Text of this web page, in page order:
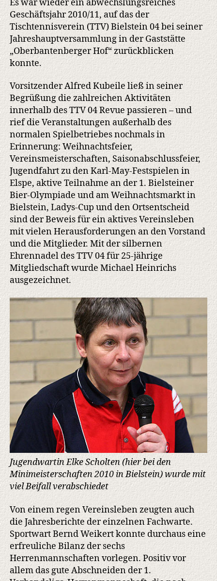
Erfolgreiche
Saison
2010/11
–
Jugendwartin
Elke
Scholten
mit
viel
Beifall
verabschiedet
Es war wieder ein abwechslungsreiches
Geschäftsjahr 2010/11, auf das der
Tischtennisverein (TTV) Bielstein 04 bei seiner
Jahreshauptversammlung in der Gaststätte
„Oberbantenberger Hof“ zurückblicken
konnte.
Vorsitzender Alfred Kubeile ließ in seiner
Begrüßung die zahlreichen Aktivitäten
innerhalb des TTV 04 Revue passieren – und
rief die Veranstaltungen außerhalb des
normalen Spielbetriebes nochmals in
Erinnerung: Weihnachtsfeier,
Vereinsmeisterschaften, Saisonabschlussfeier,
Jugendfahrt zu den Karl-May-Festspielen in
Elspe, aktive Teilnahme an der 1. Bielsteiner
Bier-Olympiade und am Weihnachtsmarkt in
Bielstein, Ladys-Cup und den Ortsentscheid
sind der Beweis für ein aktives Vereinsleben
mit vielen Herausforderungen an den Vorstand
und die Mitglieder. Mit der silbernen
Ehrennadel des TTV 04 für 25-jährige
Mitgliedschaft wurde Michael Heinrichs
ausgezeichnet.
Jugendwartin Elke Scholten (hier bei den
Minimeisterschaften 2010 in Bielstein) wurde mit
viel Beifall verabschiedet
Von einem regen Vereinsleben zeugten auch
die Jahresberichte der einzelnen Fachwarte.
Sportwart Bernd Weikert konnte durchaus eine
erfreuliche Bilanz der sechs
Herrenmannschaften vorlegen. Positiv vor
allem das gute Abschneiden der 1.